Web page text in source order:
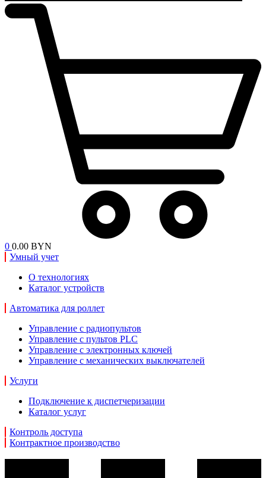
0 0.00 BYN
Умный учет
О технологиях
Каталог устройств
Автоматика для роллет
Управление с радиопультов
Управление с пультов PLC
Управление с электронных ключей
Управление с механических выключателей
Услуги
Подключение к диспетчеризации
Каталог услуг
Контроль доступа
Контрактное производство